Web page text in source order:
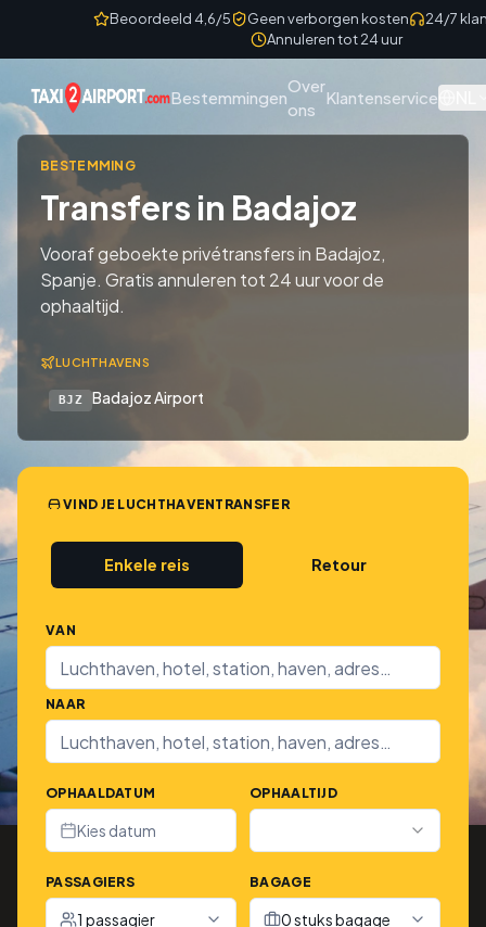
Skip to contentBeoordeeld 4,6/5 Geen verborgen kosten
24/7
Annuleren tot 24 uur
Bestemmingen
Over
ons
Klantenservice
BESTEMMING
Transfers in Badajoz
Vooraf geboekte privétransfers in Badajoz,
Spanje. Gratis annuleren tot 24 uur voor de
ophaaltijd.
LUCHTHAVENS
BJZ Badajoz Airport
VIND JE LUCHTHAVENTRANSFER
Enkele reis Retour
VAN
NAAR
OPHAALDATUM
Kies datum
OPHAALTIJD
PASSAGIERS
1 passagier
BAGAGE
0 stuks bagage